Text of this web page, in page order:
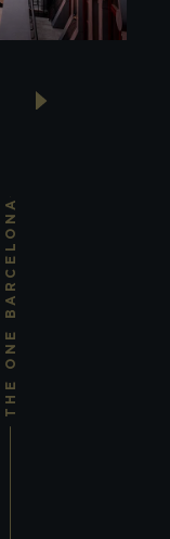
THE ONE BARCELONA